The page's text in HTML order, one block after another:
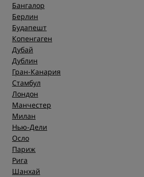
Бангалор
Берлин
Будапешт
Копенгаген
Дубай
Дублин
Гран-Канария
Стамбул
Лондон
Манчестер
Милан
Нью-Дели
Осло
Париж
Рига
Шанхай